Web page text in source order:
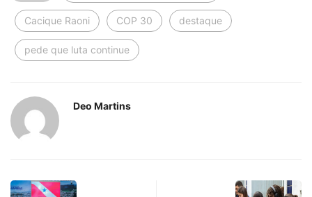
Cacique Raoni COP 30 destaque
pede que luta continue
Deo Martins